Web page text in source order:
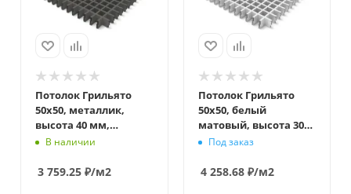
Потолок Грильято
50x50, металлик,
высота 40 мм,
ширина 10 мм
В наличии
3 759.25 ₽/м2
Потолок Грильято
50x50, белый
матовый, высота 30
мм, ширина 5 мм
Под заказ
4 258.68₽/м2